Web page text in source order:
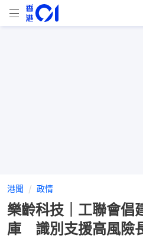
港聞 政情
樂齡科技｜工聯會倡
庫 識別支援高風險